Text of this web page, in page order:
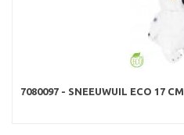
7080097 - SNEEUWUIL ECO 17 CM